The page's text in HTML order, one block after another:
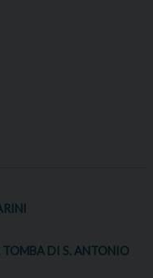
TOMBA DI S. ANTONIO